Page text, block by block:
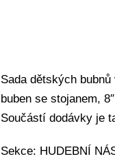
Sada dětských
buben se stojanem,
Součástí dodávky je
Sekce: HUDEBNÍ